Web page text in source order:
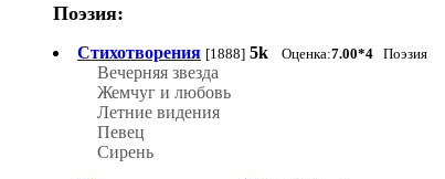
Поэзия:
Стихотворения [1888] 5k Оценка:7.00*4 Поэзия
Вечерняя звезда
Жемчуг и любовь
Летние видения
Певец
Сирень